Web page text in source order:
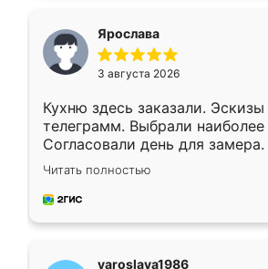
Ярослава
3 августа 2026
Кухню здесь заказали.
телеграмм. Выбрали
Согласовали день для
недели кухня была уже готова.
довольны работой. Спасибо
мебель за качественную
Читать полностью
yaroslava1986